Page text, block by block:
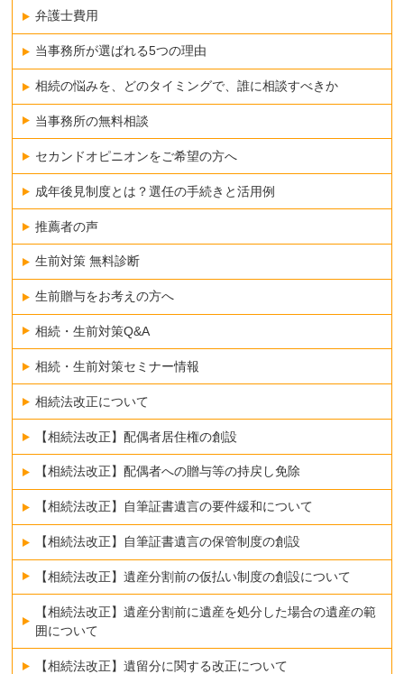
弁護士費用
当事務所が選ばれる5つの理由
相続の悩みを、どのタイミングで、誰に相談すべきか
当事務所の無料相談
セカンドオピニオンをご希望の方へ
成年後見制度とは？選任の手続きと活用例
推薦者の声
生前対策 無料診断
生前贈与をお考えの方へ
相続・生前対策Q&A
相続・生前対策セミナー情報
相続法改正について
【相続法改正】配偶者居住権の創設
【相続法改正】配偶者への贈与等の持戻し免除
【相続法改正】自筆証書遺言の要件緩和について
【相続法改正】自筆証書遺言の保管制度の創設
【相続法改正】遺産分割前の仮払い制度の創設について
【相続法改正】遺産分割前に遺産を処分した場合の遺産の範
囲について
【相続法改正】遺留分に関する改正について